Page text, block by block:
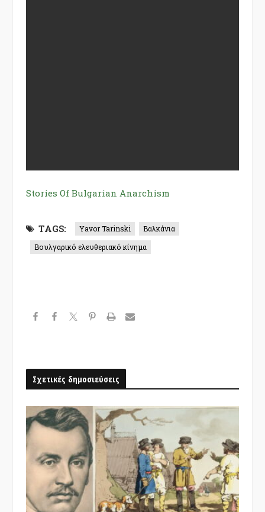
Stories Of Bulgarian Anarchism
TAGS: Yavor Tarinski
Βαλκάνια
Βουλγαρικό ελευθεριακό κίνημα
Σχετικές δημοσιεύσεις